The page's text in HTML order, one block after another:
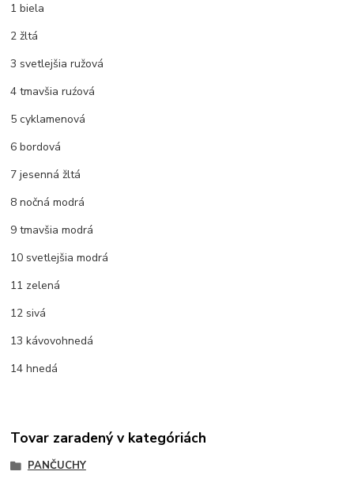
1 biela
2 žltá
3 svetlejšia ružová
4 tmavšia ruźová
5 cyklamenová
6 bordová
7 jesenná žltá
8 nočná modrá
9 tmavšia modrá
10 svetlejšia modrá
11 zelená
12 sivá
13 kávovohnedá
14 hnedá
Tovar zaradený v kategóriách
PANČUCHY